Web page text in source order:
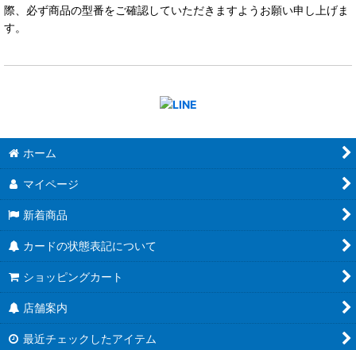
際、必ず商品の型番をご確認していただきますようお願い申し上げま
す。
ホーム
マイページ
新着商品
カードの状態表記について
ショッピングカート
店舗案内
最近チェックしたアイテム